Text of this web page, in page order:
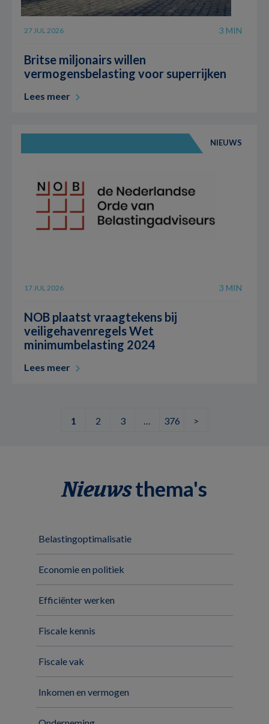
27 JUL 2026 3 MIN
Britse miljonairs willen
vermogensbelasting voor superrijken
Lees meer
NIEUWS
17 JUL 2026 3 MIN
NOB plaatst vraagtekens bij
veiligehavenregels Wet
minimumbelasting 2024
Lees meer
1 2 3 … 376 >
Nieuwsthema's
Belastingoptimalisatie
Economie en politiek
Efficiënter werken
Fiscale kennis
Fiscale vak
Inkomen en vermogen